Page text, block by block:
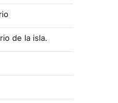
de la isla.